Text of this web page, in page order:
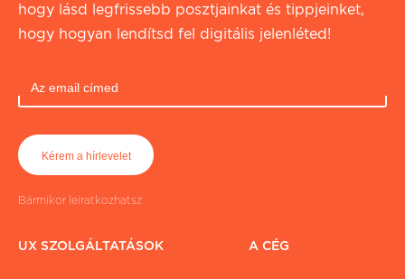
hogy lásd legfrissebb posztjainkat és tippjeinket,
hogy hogyan lendítsd fel digitális jelenléted!
Bármikor leiratkozhatsz
UX SZOLGÁLTATÁSOK A CÉG